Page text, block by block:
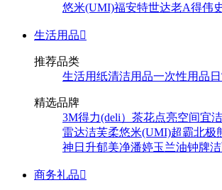
悠米(UMI)福安特世达老A得伟
生活用品
推荐品类
生活用纸清洁用品一次性用品
精选品牌
3M得力(deli） 茶花点亮空间宜洁
雷达洁芙柔悠米(UMI)超霸北极
神 日升郁美净潘婷玉兰油钟牌
商务礼品